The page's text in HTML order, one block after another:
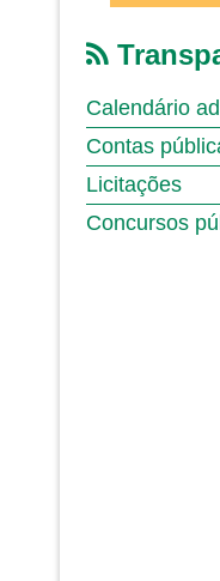
Calendário
Contas
Licitações
Concursos